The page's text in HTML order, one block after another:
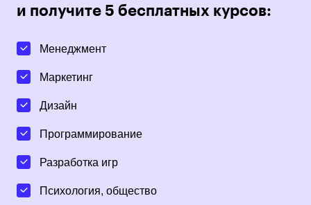
и получите 5 бесплатных курсов:
Менеджмент
Маркетинг
Дизайн
Программирование
Разработка игр
Психология, общество